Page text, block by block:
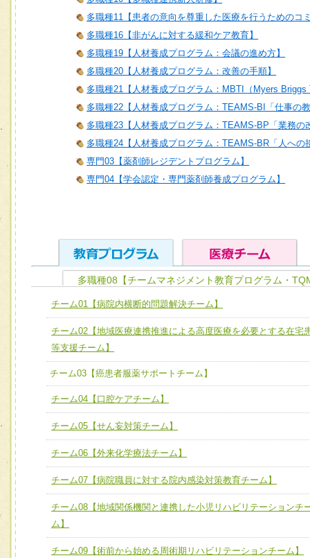
多職種11【患者の意向を尊重した医療を行うためのコ
多職種16【非がんに対する緩和ケア教育】
多職種19【人材養成プログラム：会議の進め方】
多職種20【人材養成プログラム：改善の手順】
多職種21【人材養成プログラム：MBTI（Myers
多職種22【人材養成プログラム：TEAMS-BI「仕事の
多職種23【人材養成プログラム：TEAMS-BP「業務の
多職種24【人材養成プログラム：TEAMS-BR「人への
専門03【薬剤師レジデントプログラム】
専門04【学会認定・専門薬剤師養成プログラム】
ユニット１ 医療人としての基礎能力
全人的医療を実践する医療人として、必要な基礎能力を身
ける
必要に応じて柔軟に医療チームを組織し、強調できる
ユニット３ 多職種連携力
他職種の視点とスキルを学び、相互理解と連携を深める
チーム01【病院内横断的問題解決チーム】
チーム02【地域医療連携推進による高度医療を必要とする
宅患者等支援チーム】
チーム03【癌患者服薬サポートチーム】
チーム06【外来化学療法チーム】
チーム07【病院職員に対する院内感染対策教育チーム】
チーム08【地域関係機関と連携した小児リハビリテーショ
チーム09【術前から始める周術期リハビリテーションチー
多職種08【チームマネジメント教育プログラム・
チーム01【病院内横断的問題解決チーム】
チーム02【地域医療連携推進による高度医療を必要とする在宅
等支援チーム】
チーム03【癌患者服薬サポートチーム】
チーム04【口腔ケアチーム】
チーム05【せん妄対策チーム】
チーム06【外来化学療法チーム】
チーム07【病院職員に対する院内感染対策教育チーム】
チーム08【地域関係機関と連携した小児リハビリテーションチ
ム】
チーム09【術前から始める周術期リハビリテーションチーム】